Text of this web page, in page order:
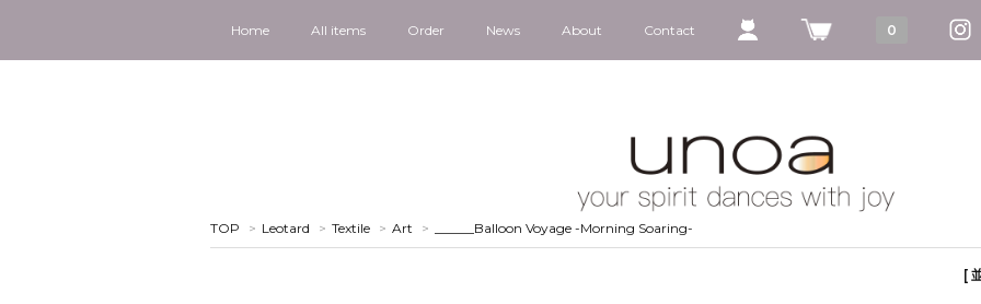
Home All items Order News About Contact 0
TOP > Leotard > Textile > Art > ______Balloon Voyage -Morning Soaring-
[